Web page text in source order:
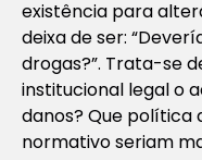
existência para
deixa de ser:
drogas?”. Trata-se
institucional legal o
danos? Que política
normativo seriam